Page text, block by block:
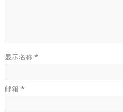
显示名称 *
邮箱 *